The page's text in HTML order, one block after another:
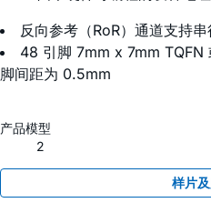
反向参考（RoR）通道支持
48 引脚 7mm x 7mm TQFN
脚间距为 0.5mm
产品模型
2
样片